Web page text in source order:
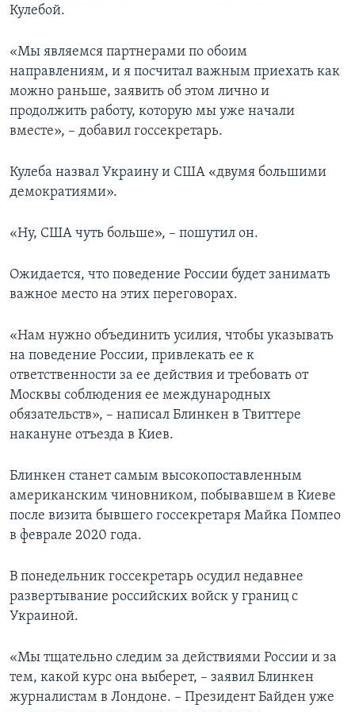
Кулебой.
«Мы являемся партнерами по обоим
направлениям, и я посчитал важным приехать как
можно раньше, заявить об этом лично и
продолжить работу, которую мы уже начали
вместе», – добавил госсекретарь.
Кулеба назвал Украину и США «двумя большими
демократиями».
«Ну, США чуть больше», – пошутил он.
Ожидается, что поведение России будет занимать
важное место на этих переговорах.
«Нам нужно объединить усилия, чтобы указывать
на поведение России, привлекать ее к
ответственности за ее действия и требовать от
Москвы соблюдения ее международных
обязательств», – написал Блинкен в Твиттере
накануне отъезда в Киев.
Блинкен станет самым высокопоставленным
американским чиновником, побывавшем в Киеве
после визита бывшего госсекретаря Майка Помпео
в феврале 2020 года.
В понедельник госсекретарь осудил недавнее
развертывание российских войск у границ с
Украиной.
«Мы тщательно следим за действиями России и за
тем, какой курс она выберет, – заявил Блинкен
журналистам в Лондоне. – Президент Байден уже